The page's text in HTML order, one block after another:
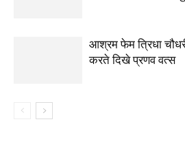
आश्रम फेम त्रिधा
करते दिखे प्रणव वत्स